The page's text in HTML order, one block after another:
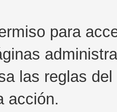
para
las reglas
acción.